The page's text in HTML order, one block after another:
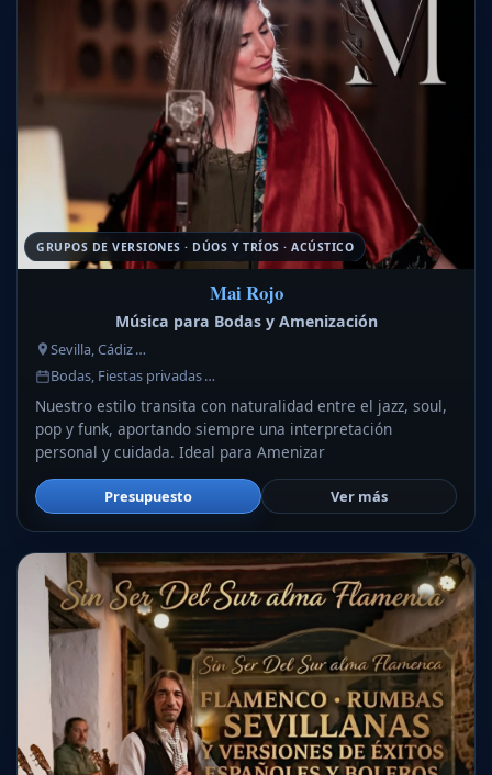
GRUPOS DE VERSIONES · DÚOS Y TRÍOS · ACÚSTICO
Mai Rojo
Música para Bodas y Amenización
Sevilla, Cádiz …
Bodas, Fiestas privadas …
Nuestro estilo transita con naturalidad entre el jazz, soul,
pop y funk, aportando siempre una interpretación
personal y cuidada. Ideal para Amenizar
Presupuesto Ver más